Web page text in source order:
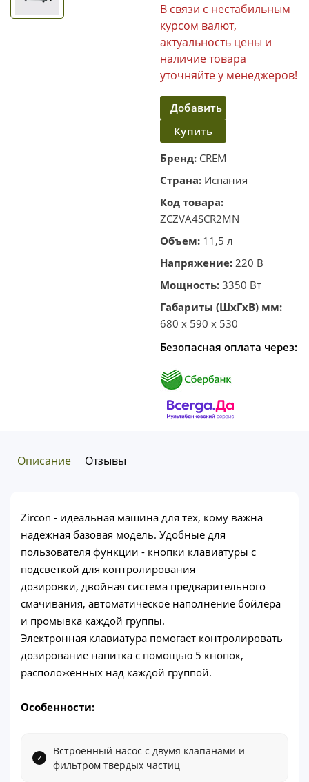
В связи с нестабильным
курсом валют,
актуальность цены и
наличие товара
уточняйте у менеджеров!
Добавить
в
корзину
Купить
в один
клик
Бренд: CREM
Страна: Испания
Код товара:
ZCZVA4SCR2MN
Объем: 11,5 л
Напряжение: 220 В
Мощность: 3350 Вт
Габариты (ШхГхВ) мм:
680 x 590 x 530
Безопасная оплата через:
Описание Отзывы
Zircon - идеальная машина для тех, кому важна
надежная базовая модель. Удобные для
пользователя функции - кнопки клавиатуры с
подсветкой для контролирования
дозировки, двойная система предварительного
смачивания, автоматическое наполнение бойлера
и промывка каждой группы.
Электронная клавиатура помогает контролировать
дозирование напитка с помощью 5 кнопок,
расположенных над каждой группой.
Особенности:
Встроенный насос с двумя клапанами и
фильтром твердых частиц